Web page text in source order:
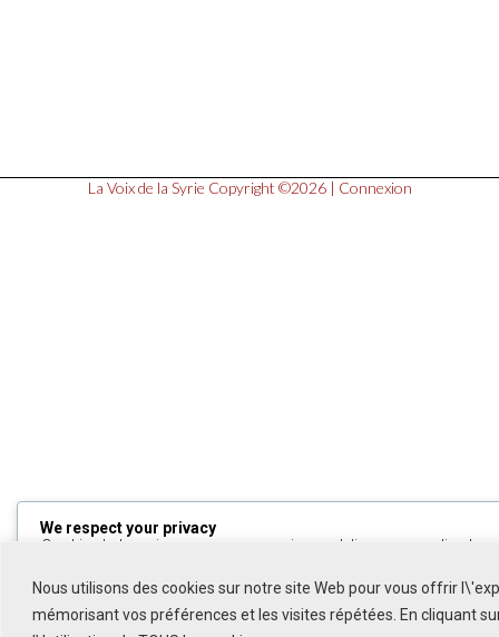
Nous utilisons des cookies sur notre site Web pour vous offrir
mémorisant vos préférences et les visites répétées. En cliquant
La Voix de la Syrie Copyright ©2026 | Connexion
We respect your privacy
Cookies help us improve your experience, deliver personalized
Allto decline non-essential cookies.